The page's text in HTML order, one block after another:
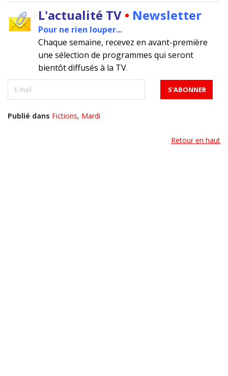
L'actualité TV • Newsletter
Pour ne rien louper...
Chaque semaine, recevez en avant-première
une sélection de programmes qui seront
bientôt diffusés à la TV.
Publié dans Fictions, Mardi
Retour en haut